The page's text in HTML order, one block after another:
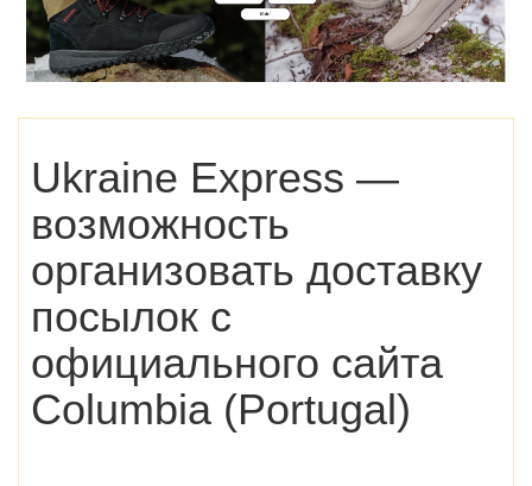
Ukraine Express —
возможность
организовать доставку
посылок с
официального сайта
Columbia (Portugal)